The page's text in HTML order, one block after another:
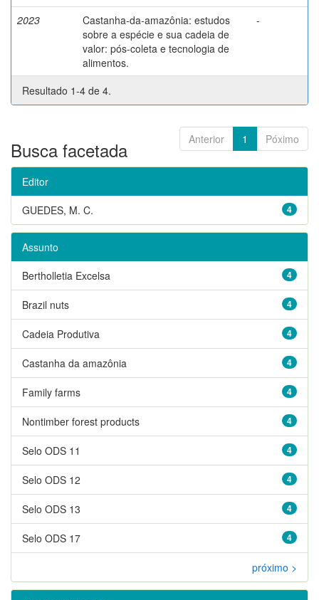
2023
Castanha-da-amazônia: estudos
sobre a espécie e sua cadeia de
valor: pós-coleta e tecnologia de
alimentos.
-
Resultado 1-4 de 4.
Anterior 1 Póximo
Busca facetada
Editor
4
GUEDES, M. C.
Assunto
4
Bertholletia Excelsa
4
Brazil nuts
4
Cadeia Produtiva
4
Castanha da amazônia
4
Family farms
4
Nontimber forest products
4
Selo ODS 11
4
Selo ODS 12
4
Selo ODS 13
4
Selo ODS 17
próximo >